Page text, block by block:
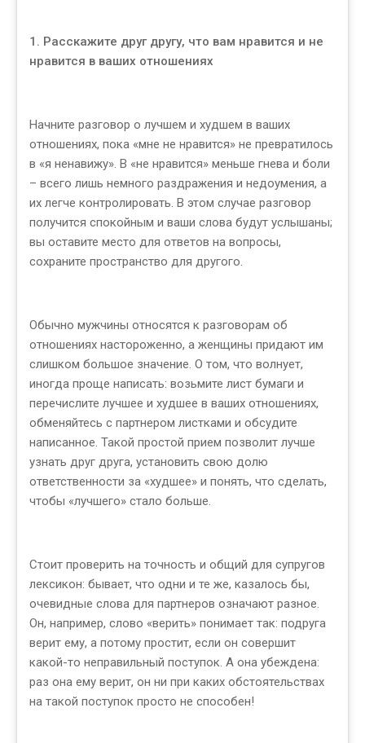
1. Расскажите друг другу, что вам нравится и не
нравится в ваших отношениях
Начните разговор о лучшем и худшем в ваших
отношениях, пока «мне не нравится» не превратилось
в «я ненавижу». В «не нравится» меньше гнева и боли
– всего лишь немного раздражения и недоумения, а
их легче контролировать. В этом случае разговор
получится спокойным и ваши слова будут услышаны;
вы оставите место для ответов на вопросы,
сохраните пространство для другого.
Обычно мужчины относятся к разговорам об
отношениях настороженно, а женщины придают им
слишком большое значение. О том, что волнует,
иногда проще написать: возьмите лист бумаги и
перечислите лучшее и худшее в ваших отношениях,
обменяйтесь с партнером листками и обсудите
написанное. Такой простой прием позволит лучше
узнать друг друга, установить свою долю
ответственности за «худшее» и понять, что сделать,
чтобы «лучшего» стало больше.
Стоит проверить на точность и общий для супругов
лексикон: бывает, что одни и те же, казалось бы,
очевидные слова для партнеров означают разное.
Он, например, слово «верить» понимает так: подруга
верит ему, а потому простит, если он совершит
какой-то неправильный поступок. А она убеждена:
раз она ему верит, он ни при каких обстоятельствах
на такой поступок просто не способен!